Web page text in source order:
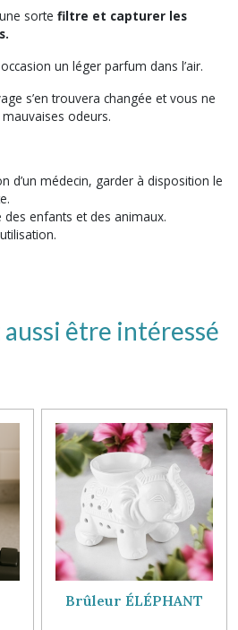
sorte filtre et capturer les
un léger parfum dans l’air.
s’en trouvera changée et vous ne
odeurs.
d’un médecin, garder à disposition le
enfants et des animaux.
être intéressé
Brûleur ÉLÉPHANT